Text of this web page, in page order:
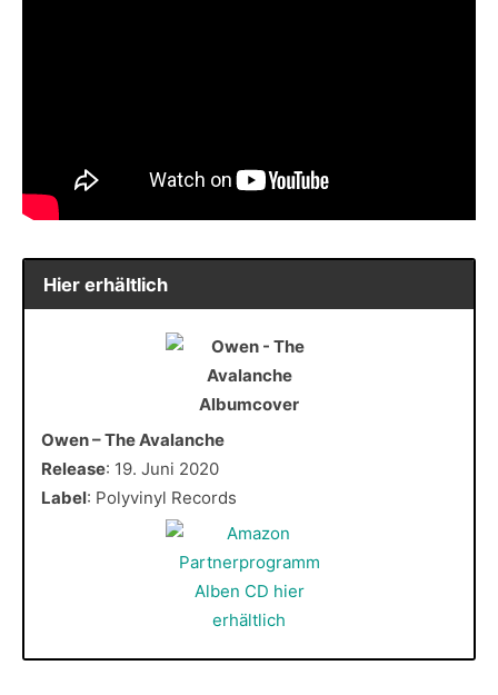
Hier erhältlich
Owen – The Avalanche
Release: 19. Juni 2020
Label: Polyvinyl Records